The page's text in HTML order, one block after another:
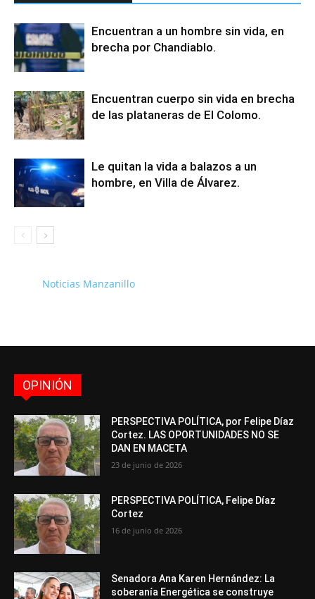
Encuentran a un hombre sin vida, en
brecha por Chandiablo.
Encuentran cuerpo sin vida en brecha
de las plataneras de El Colomo.
Le quitan la vida a balazos a un
hombre, en Villa de Álvarez.
Noticias Manzanillo
OPINIÓN
PERSPECTIVA POLÍTICA, por Felipe Díaz
Cortez. LAS OPORTUNIDADES NO SE
DAN EN MACETA
23 de junio de 2026
PERSPECTIVA POLÍTICA, Felipe Díaz
Cortez
16 de junio de 2026
Senadora Ana Karen Hernández: La
soberanía Energética se construye